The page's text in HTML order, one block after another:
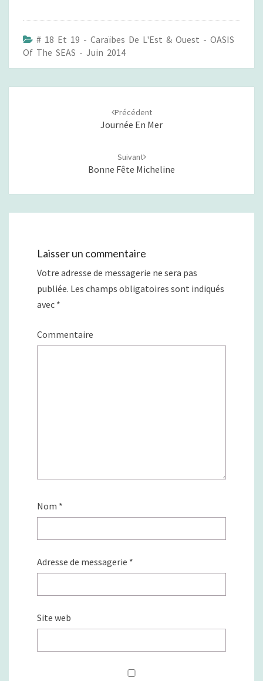
# 18 Et 19 - Caraïbes De L'Est & Ouest - OASIS
Of The SEAS - Juin 2014
Précédent
Journée En Mer
Suivant
Bonne Fête Micheline
Laisser un commentaire
Votre adresse de messagerie ne sera pas
publiée. Les champs obligatoires sont indiqués
avec *
Commentaire
Nom *
Adresse de messagerie *
Site web